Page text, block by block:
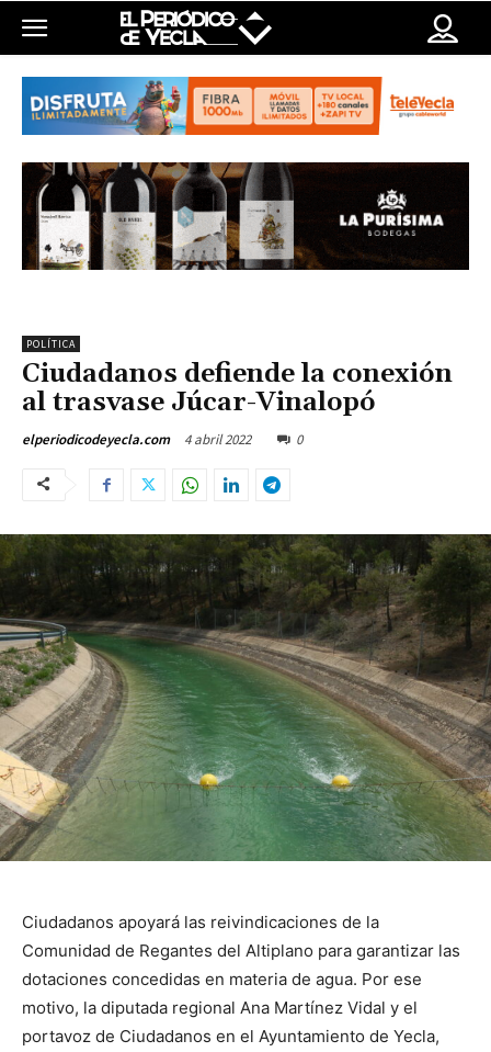
POLÍTICA
Ciudadanos defiende la conexión
al trasvase Júcar-Vinalopó
elperiodicodeyecla.com 4 abril 2022 0
Ciudadanos apoyará las reivindicaciones de la
Comunidad de Regantes del Altiplano para garantizar las
dotaciones concedidas en materia de agua. Por ese
motivo, la diputada regional Ana Martínez Vidal y el
portavoz de Ciudadanos en el Ayuntamiento de Yecla,